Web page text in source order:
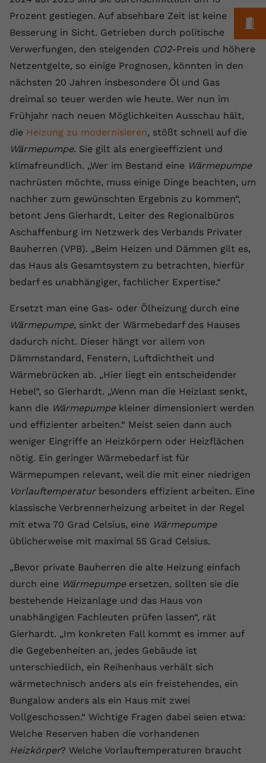
Prozent gestiegen. Auf absehbare Zeit ist keine
Besserung in Sicht. Getrieben durch politische
Verwerfungen, den steigenden CO2-Preis und höhere
Netzentgelte, so einige Prognosen, könnten in den
nächsten 20 Jahren insbesondere Öl und Gas
dreimal so teuer werden wie heute. Wer nun im
Frühjahr nach neuen Möglichkeiten Ausschau hält,
die Heizung zu modernisieren, stößt schnell auf die
Wärmepumpe. Sie gilt als energieeffizient und
klimafreundlich. „Wer im Bestand eine Wärmepumpe
nachrüsten möchte, muss einige Dinge beachten, um
nachher zum gewünschten Ergebnis zu kommen“,
betont Jens Gierhardt, Leiter des Regionalbüros
Aschaffenburg im Netzwerk des Verbands Privater
Bauherren (VPB). „Beim Heizen und Dämmen gilt es,
das Haus als Gesamtsystem zu betrachten, hierfür
bedarf es unabhängiger, fachlicher Expertise.“
Ersetzt man eine Gas- oder Ölheizung durch eine
Wärmepumpe, sinkt der Wärmebedarf des Hauses
dadurch nicht. Dieser hängt vor allem von
Dämmstandard, Fenstern, Luftdichtheit und
Wärmebrücken ab. „Hier liegt ein entscheidender
Hebel“, so Gierhardt. „Wenn man die Heizlast senkt,
kann die Wärmepumpekleiner dimensioniert werden
und effizienter arbeiten.“ Meist seien dann auch
weniger Eingriffe an Heizkörpern oder Heizflächen
nötig. Ein geringer Wärmebedarf ist für
Wärmepumpen relevant, weil die mit einer niedrigen
Vorlauftemperaturbesonders effizient arbeiten. Eine
klassische Verbrennerheizung arbeitet in der Regel
mit etwa 70 Grad Celsius, eine Wärmepumpe
üblicherweise mit maximal 55 Grad Celsius.
„Bevor private Bauherren die alte Heizung einfach
durch eine Wärmepumpeersetzen, sollten sie die
bestehende Heizanlage und das Haus von
unabhängigen Fachleuten prüfen lassen“, rät
Gierhardt. „Im konkreten Fall kommt es immer auf
die Gegebenheiten an, jedes Gebäude ist
unterschiedlich, ein Reihenhaus verhält sich
wärmetechnisch anders als ein freistehendes, ein
Bungalow anders als ein Haus mit zwei
Vollgeschossen.“ Wichtige Fragen dabei seien etwa:
Welche Reserven haben die vorhandenen
Heizkörper? Welche Vorlauftemperaturen braucht
Laufzeit 1 Jahr
Zweck
Dieser Wert speichert Ihre Consent-
Einstellungen. Unter anderem eine
zufällig generierte ID, für die
historische Speicherung Ihrer
vorgenommen Einstellungen, falls der
Webseiten-Betreiber dies eingestellt
fe_typo_user
Anbieter VPB.de
Laufzeit Session
Zweck
Dieses Cookie wird verwendet, um die
Speicherung von
Benutzereinstellungen zu ermöglichen.
wiederzuerkennen und statistische
Website zu erfassen.
Name _gcl au
Anbieter Google Ads
Laufzeit 90 Tage
Zweck
Wird von Google Ads für das
Conversion-Tracking verwendet, um
Website zuzuordnen.
Cookie-Informationen anzeigen
Externe Inhalte
Wir verwenden auf unserer Website externe Inhalte,
um Ihnen zusätzliche Informationen anzubieten.
Name vuid
Anbieter vimeo.com
Vimeo installiert dieses Cookie, um
Tracking-Informationen zu sammeln,
Einbetten von Videos auf der Website
setzt.
CONSENT
Anbieter youtube.com
Laufzeit 2 Jahre
Zweck
eingebettete YouTube-Videos und
registriert anonyme statistische Daten.
Name yt-remote-device-id
Anbieter Youtube.com
Laufzeit Session
Zweck
YouTube setzt diesen Cookie, um die
Videopräferenzen des Benutzers zu
Videos verwendet.
Anbieter
Laufzeit Session
Zweck
registriert eine eindeutige ID, um
Daten darüber zu speichern, welche
Videos von YouTube der Nutzer
gesehen hat.
Name yt.innertube::nextId
Cookie-Informationen anzeigen